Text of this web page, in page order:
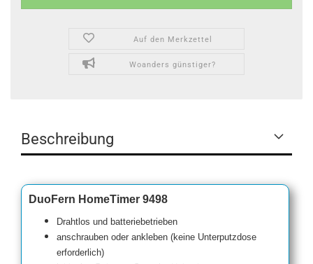
Auf den Merkzettel
Woanders günstiger?
Beschreibung
DuoFern HomeTimer 9498
Drahtlos und batteriebetrieben
anschrauben oder ankleben (keine Unterputzdose
erforderlich)